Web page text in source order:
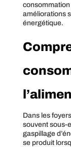
consommation
améliorations
énergétique.
Dans les
souvent sous-
gaspillage
se produit